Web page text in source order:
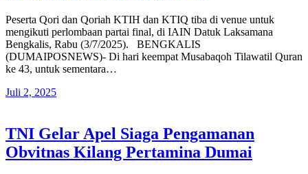
Peserta Qori dan Qoriah KTIH dan KTIQ tiba di venue untuk
mengikuti perlombaan partai final, di IAIN Datuk Laksamana
Bengkalis, Rabu (3/7/2025). BENGKALIS
(DUMAIPOSNEWS)- Di hari keempat Musabaqoh Tilawatil Quran
ke 43, untuk sementara…
Juli 2, 2025
TNI Gelar Apel Siaga Pengamanan
Obvitnas Kilang Pertamina Dumai